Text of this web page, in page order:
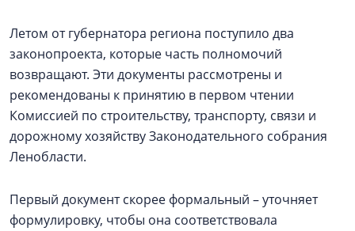
Летом от губернатора региона поступило два
законопроекта, которые часть полномочий
возвращают. Эти документы рассмотрены и
рекомендованы к принятию в первом чтении
Комиссией по строительству, транспорту, связи и
дорожному хозяйству Законодательного собрания
Ленобласти.
Первый документ скорее формальный – уточняет
формулировку, чтобы она соответствовала